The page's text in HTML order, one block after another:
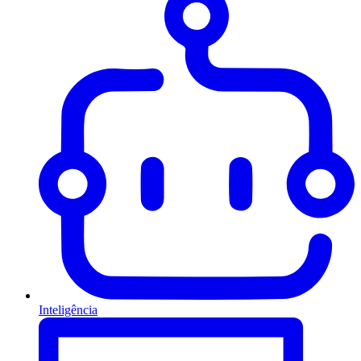
Inteligência